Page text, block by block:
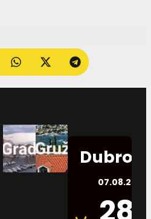
07.08.2026.